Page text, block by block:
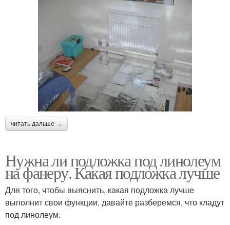
читать дальше →
Нужна ли подложка под линолеум
на фанеру. Какая подложка лучше
Для того, чтобы выяснить, какая подложка лучше
выполнит свои функции, давайте разберемся, что кладут
под линолеум.